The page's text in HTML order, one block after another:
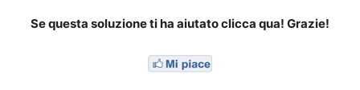
Se questa soluzione ti ha aiutato clicca qua! Grazie!